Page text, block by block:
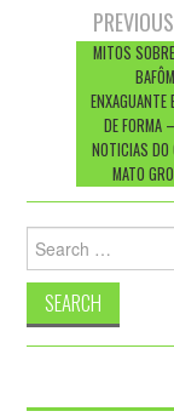
navigation
MITOS
ENXAGUANTE
DE FORMA
NOTICIAS DO
MATO
for: